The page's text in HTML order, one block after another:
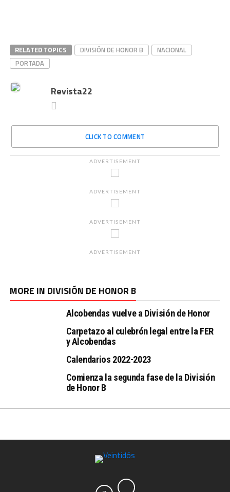
RELATED TOPICS DIVISIÓN DE HONOR B
NACIONAL
PORTADA
Revista22
CLICK TO COMMENT
ADVERTISEMENT
ADVERTISEMENT
ADVERTISEMENT
ADVERTISEMENT
MORE IN DIVISIÓN DE HONOR B
Alcobendas vuelve a División de Honor
Carpetazo al culebrón legal entre la FER
y Alcobendas
Calendarios 2022-2023
Comienza la segunda fase de la División
de Honor B